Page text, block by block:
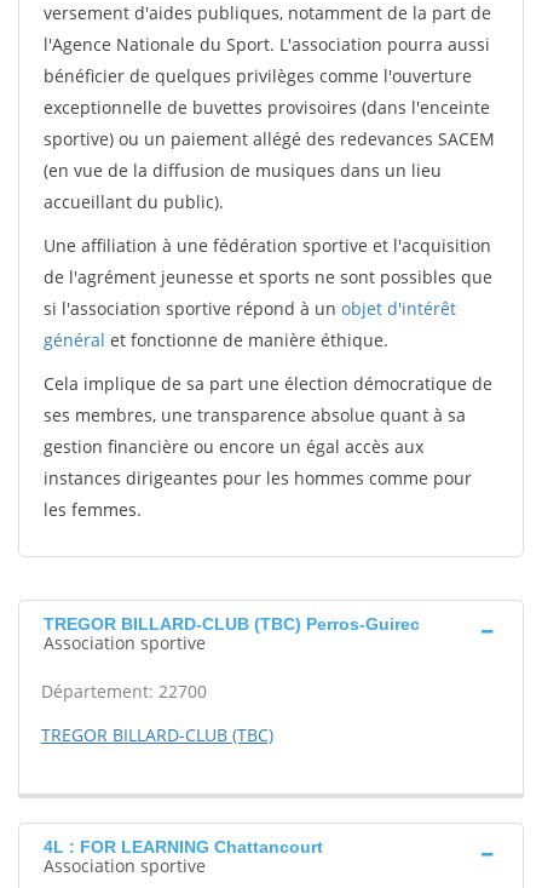
versement d'aides publiques, notamment de la part de
l'Agence Nationale du Sport. L'association pourra aussi
bénéficier de quelques privilèges comme l'ouverture
exceptionnelle de buvettes provisoires (dans l'enceinte
sportive) ou un paiement allégé des redevances SACEM
(en vue de la diffusion de musiques dans un lieu
accueillant du public).
Une affiliation à une fédération sportive et l'acquisition
de l'agrément jeunesse et sports ne sont possibles que
si l'association sportive répond à un objet d'intérêt
général et fonctionne de manière éthique.
Cela implique de sa part une élection démocratique de
ses membres, une transparence absolue quant à sa
gestion financière ou encore un égal accès aux
instances dirigeantes pour les hommes comme pour
les femmes.
TREGOR BILLARD-CLUB (TBC) Perros-Guirec
Association sportive
Département: 22700
TREGOR BILLARD-CLUB (TBC)
4L : FOR LEARNING Chattancourt
Association sportive